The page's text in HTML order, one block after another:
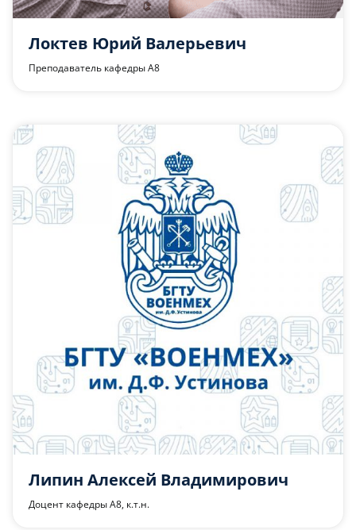
Локтев Юрий Валерьевич
Преподаватель кафедры А8
Липин Алексей Владимирович
Доцент кафедры А8, к.т.н.